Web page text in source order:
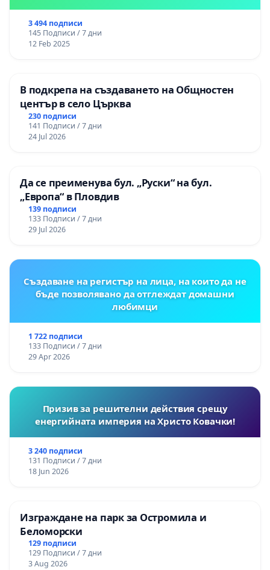
3 494 подписи
145 Подписи / 7 дни
12 Feb 2025
В подкрепа на създаването на Общностен
център в село Църква
230 подписи
141 Подписи / 7 дни
24 Jul 2026
Да се преименува бул. „Руски“ на бул.
„Европа“ в Пловдив
139 подписи
133 Подписи / 7 дни
29 Jul 2026
Създаване на регистър на лица, на които да не
бъде позволявано да отглеждат домашни
любимци
1 722 подписи
133 Подписи / 7 дни
29 Apr 2026
Призив за решителни действия срещу
енергийната империя на Христо Ковачки!
3 240 подписи
131 Подписи / 7 дни
18 Jun 2026
Изграждане на парк за Остромила и
Беломорски
129 подписи
129 Подписи / 7 дни
3 Aug 2026